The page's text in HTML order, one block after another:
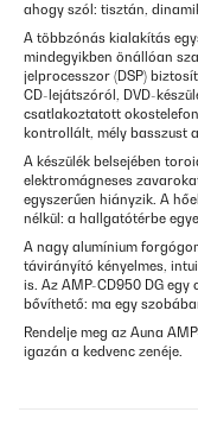
ahogy szól: tisztán,
A többzónás kialakítás
mindegyikben önállóan
jelprocesszor (DSP)
CD-lejátszóról, DVD-
csatlakoztatott
kontrollált, mély basszust
A készülék belsejében
elektromágneses
egyszerűen hiányzik. A
nélkül: a hallgatótérbe
A nagy alumínium
távirányító kényelmes,
is. Az AMP-CD950 DG
bővíthető: ma egy
Rendelje meg az Auna
igazán a kedvenc zenéje.